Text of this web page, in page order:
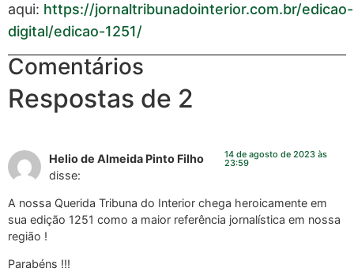
aqui: https://jornaltribunadointerior.com.br/edicao-
digital/edicao-1251/
Comentários
Respostas de 2
Helio de Almeida Pinto Filho
disse:
14 de agosto de 2023 às
23:59
A nossa Querida Tribuna do Interior chega heroicamente em
sua edição 1251 como a maior referência jornalística em nossa
região !
Parabéns !!!